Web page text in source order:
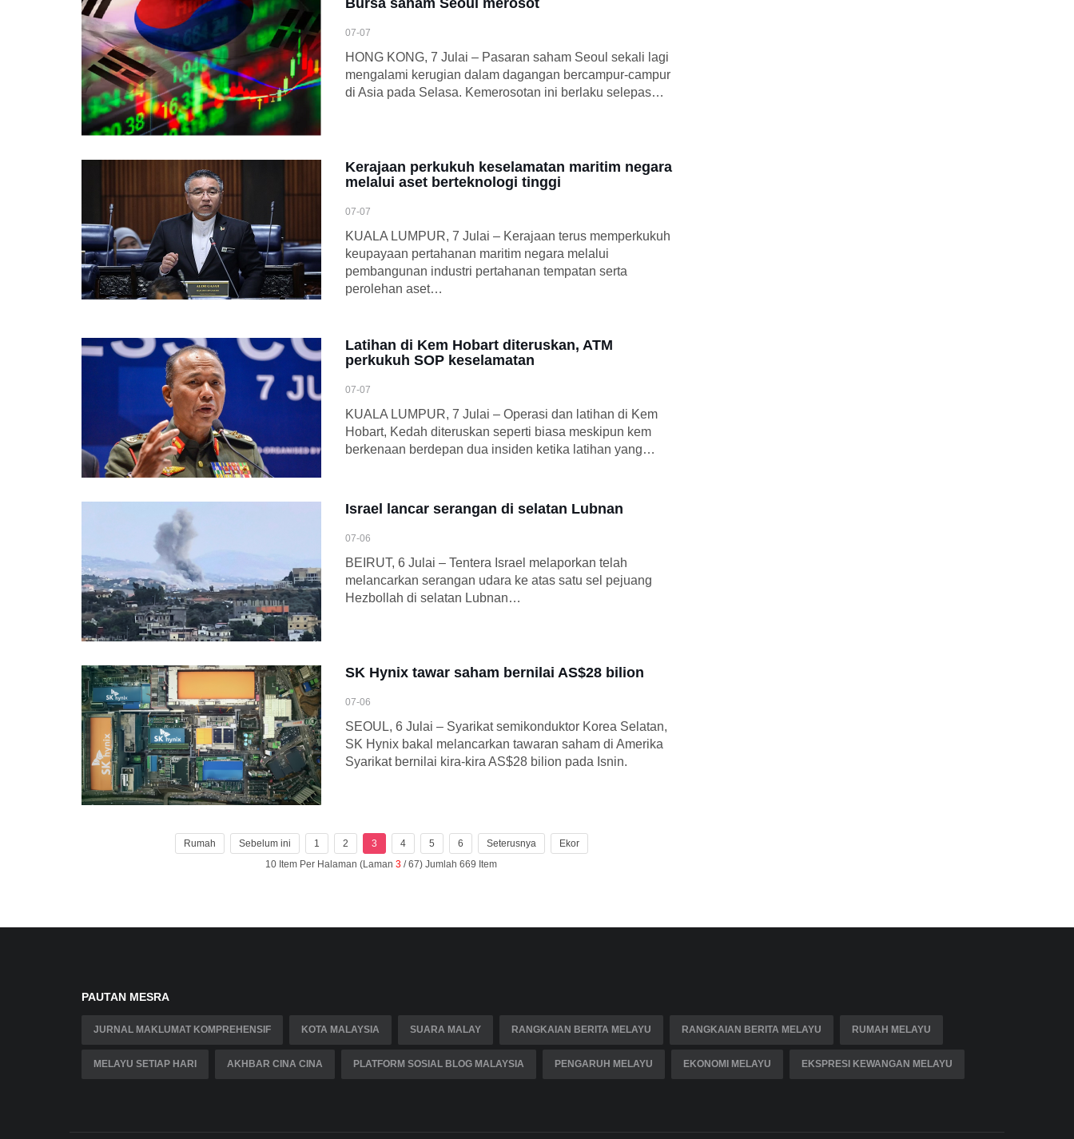
Bursa saham Seoul merosot
07-07
HONG KONG, 7 Julai – Pasaran saham Seoul sekali lagi
mengalami kerugian dalam dagangan bercampur-campur
di Asia pada Selasa. Kemerosotan ini berlaku selepas…
Kerajaan perkukuh keselamatan maritim negara
melalui aset berteknologi tinggi
07-07
KUALA LUMPUR, 7 Julai – Kerajaan terus memperkukuh
keupayaan pertahanan maritim negara melalui
pembangunan industri pertahanan tempatan serta
perolehan aset…
Latihan di Kem Hobart diteruskan, ATM
perkukuh SOP keselamatan
07-07
KUALA LUMPUR, 7 Julai – Operasi dan latihan di Kem
Hobart, Kedah diteruskan seperti biasa meskipun kem
berkenaan berdepan dua insiden ketika latihan yang…
Israel lancar serangan di selatan Lubnan
07-06
BEIRUT, 6 Julai – Tentera Israel melaporkan telah
melancarkan serangan udara ke atas satu sel pejuang
Hezbollah di selatan Lubnan…
SK Hynix tawar saham bernilai AS$28 bilion
07-06
SEOUL, 6 Julai – Syarikat semikonduktor Korea Selatan,
SK Hynix bakal melancarkan tawaran saham di Amerika
Syarikat bernilai kira-kira AS$28 bilion pada Isnin.
Rumah Sebelum ini 1 2 3 4 5 6 Seterusnya
Ekor
10 Item Per Halaman (Laman 3 / 67) Jumlah 669 Item
PAUTAN MESRA
JURNAL MAKLUMAT KOMPREHENSIF KOTA MALAYSIA SUARA MALAY RANGKAIAN BERITA MELAYU RANGKAIAN BERITA MELAYU RUMAH MELAYU
MELAYU SETIAP HARI AKHBAR CINA CINA PLATFORM SOSIAL BLOG MALAYSIA PENGARUH MELAYU EKONOMI MELAYU EKSPRESI KEWANGAN MELAYU